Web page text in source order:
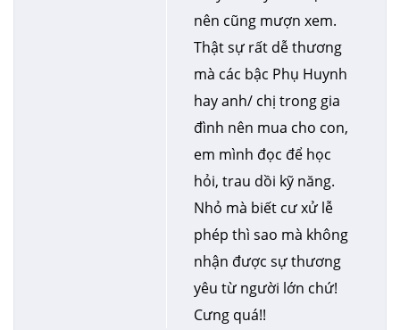
nên cũng mượn xem.
Thật sự rất dễ thương
mà các bậc Phụ Huynh
hay anh/ chị trong gia
đình nên mua cho con,
em mình đọc để học
hỏi, trau dồi kỹ năng.
Nhỏ mà biết cư xử lễ
phép thì sao mà không
nhận được sự thương
yêu từ người lớn chứ!
Cưng quá!!